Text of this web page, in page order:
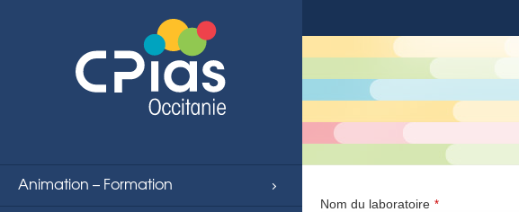
Animation – Formation
Nom du laboratoire *